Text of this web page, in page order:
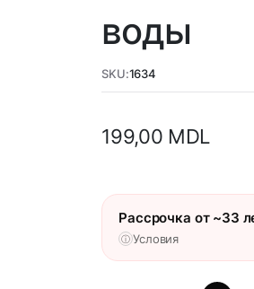
воды
SKU:1634
199,00 MDL
Рассрочка от ~33
ⓘ Условия